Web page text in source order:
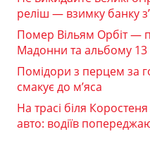
реліш — взимку банку
Помер Вільям Орбіт —
Мадонни та альбому 13
Помідори з перцем за
смакує до м’яса
На трасі біля
авто: водіїв